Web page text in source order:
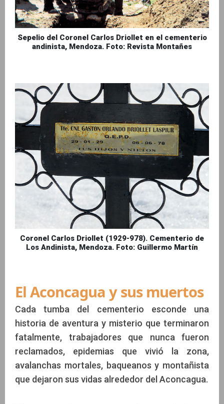
Sepelio del Coronel Carlos Driollet en el cementerio
andinista, Mendoza. Foto: Revista Montañes
Coronel Carlos Driollet (1929-978). Cementerio de
Los Andinista, Mendoza. Foto: Guillermo Martín
El Aconcagua y sus muertos
Cada tumba del cementerio esconde una
historia de aventura y misterio que terminaron
fatalmente, trabajadores que nunca fueron
reclamados, epidemias que vivió la zona,
avalanchas mortales, baqueanos y montañista
que dejaron sus vidas alrededor del Aconcagua.